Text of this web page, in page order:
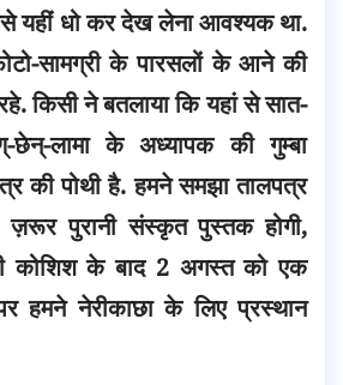
यहीं धो कर देख लेना आवश्यक था.
सामग्री के पारसलों के आने की
रहे. किसी ने बतलाया कि यहां से सात-
लामा के अध्यापक की गुम्बा
की पोथी है. हमने समझा तालपत्र
पुरानी संस्कृत पुस्तक होगी,
कोशिश के बाद 2 अगस्त को एक
हमने नेरीकाछा के लिए प्रस्थान